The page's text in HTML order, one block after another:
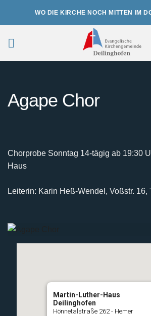
WO DIE KIRCHE NOCH MITTEN IM
Agape Chor
Chorprobe Sonntag 14-tägig ab 19:30
Haus
Leiterin: Karin Heß-Wendel, Voßstr. 16,
Martin-Luther-Haus
Deilinghofen
Hönnetalstraße 262 - Hemer